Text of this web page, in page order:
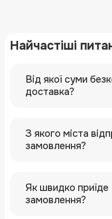
Найчастіші
Від якої суми
доставка?
З якого міста
замовлення?
Як швидко приїде
замовлення?